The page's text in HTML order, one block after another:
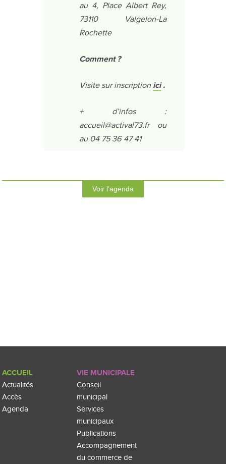
au 4, Place Albert Rey,
73110 Valgelon-La
Rochette
Comment ?
Visite sur inscription ici.
+ d’infos :
accueil@actival73.fr ou
au 04 75 36 47 41
Voir l'agenda
ACCUEIL
Actualités
Accès
Agenda
VIE MUNICIPALE
Conseil
municipal
Services
municipaux
Publications
Accompagnement
du commerce de